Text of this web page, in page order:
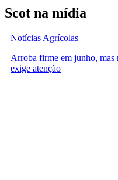
Scot na mídia
Notícias Agrícolas
Arroba firme em junho, mas
exige atenção